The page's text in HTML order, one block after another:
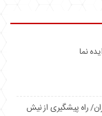
نما
راه پیشگیری از نیش